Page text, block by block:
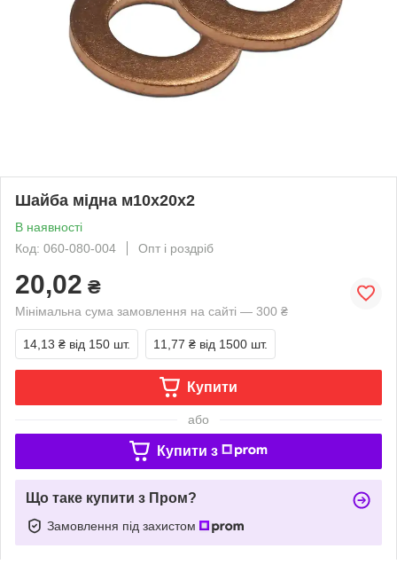
Шайба мідна м10х20х2
В наявності
Код: 060-080-004
Опт і роздріб
20,02 ₴
Мінімальна сума замовлення на сайті — 300 ₴
14,13 ₴ від 150 шт. 11,77 ₴ від 1500 шт.
Купити
або
Купити з
Що таке купити з Пром?
Замовлення під захистом